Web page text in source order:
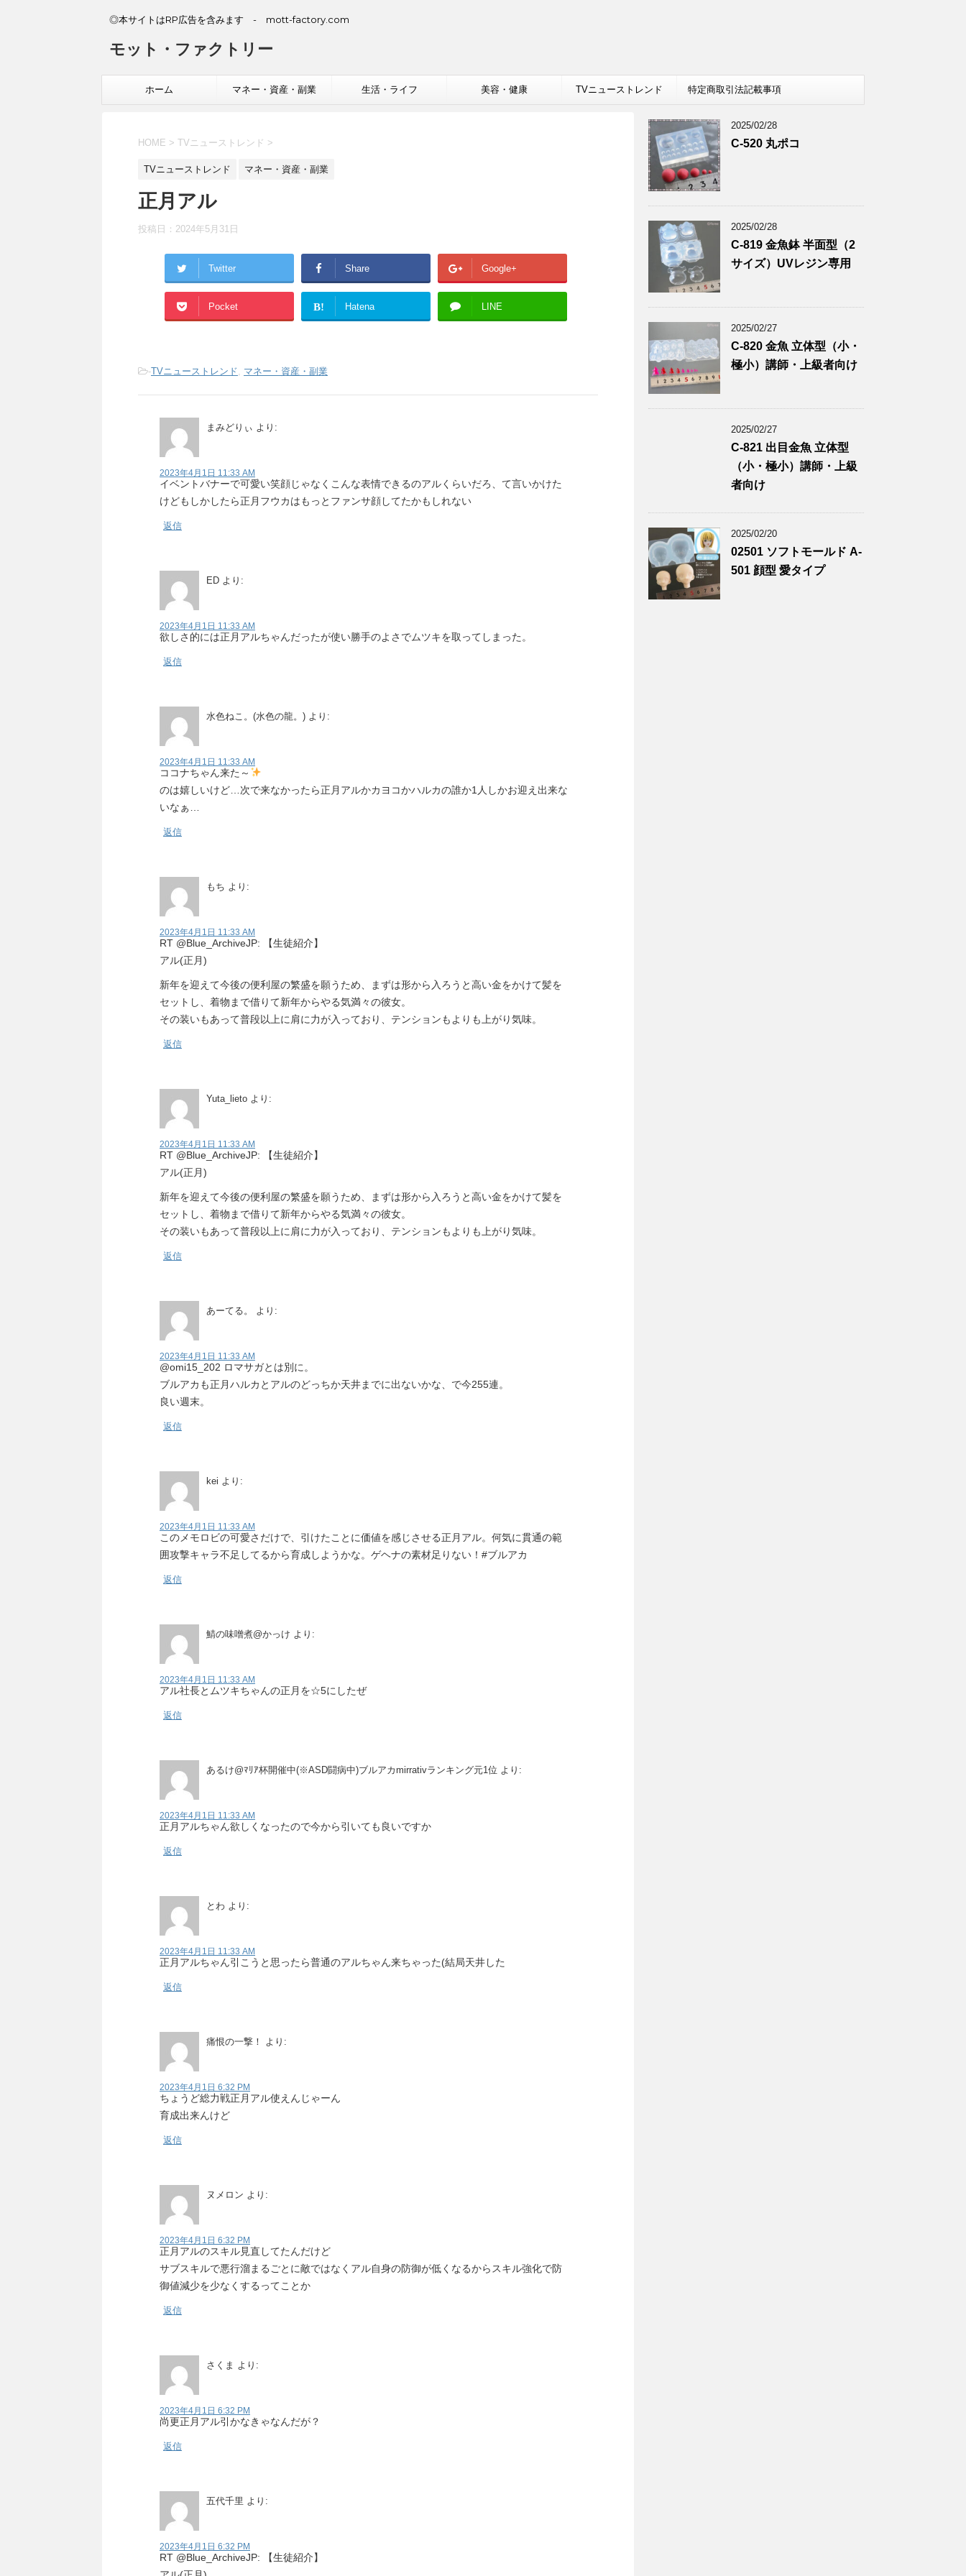
◎本サイトはRP広告を含みます - mott-factory.com
モット・ファクトリー
ホーム マネー・資産・副業 生活・ライフ 美容・健康 TVニューストレンド 特定商取引法記載事項
HOME > TVニューストレンド >
TVニューストレンド マネー・資産・副業
正月アル
投稿日： 2024年5月31日
Twitter Share Google+
Pocket B! Hatena LINE
-TVニューストレンド, マネー・資産・副業
まみどりぃ より:
2023年4月1日 11:33 AM
イベントバナーで可愛い笑顔じゃなくこんな表情できるのアルくらいだろ、て言いかけた
けどもしかしたら正月フウカはもっとファンサ顔してたかもしれない
返信
ED より:
2023年4月1日 11:33 AM
欲しさ的には正月アルちゃんだったが使い勝手のよさでムツキを取ってしまった。
返信
水色ねこ。(水色の龍。) より:
2023年4月1日 11:33 AM
ココナちゃん来た～
のは嬉しいけど…次で来なかったら正月アルかカヨコかハルカの誰か1人しかお迎え出来な
いなぁ…
返信
もち より:
2023年4月1日 11:33 AM
RT @Blue_ArchiveJP: 【生徒紹介】
アル(正月)
新年を迎えて今後の便利屋の繁盛を願うため、まずは形から入ろうと高い金をかけて髪を
セットし、着物まで借りて新年からやる気満々の彼女。
その装いもあって普段以上に肩に力が入っており、テンションもよりも上がり気味。
返信
Yuta_lieto より:
2023年4月1日 11:33 AM
RT @Blue_ArchiveJP: 【生徒紹介】
アル(正月)
新年を迎えて今後の便利屋の繁盛を願うため、まずは形から入ろうと高い金をかけて髪を
セットし、着物まで借りて新年からやる気満々の彼女。
その装いもあって普段以上に肩に力が入っており、テンションもよりも上がり気味。
返信
あーてる。 より:
2023年4月1日 11:33 AM
@omi15_202 ロマサガとは別に。
ブルアカも正月ハルカとアルのどっちか天井までに出ないかな、で今255連。
良い週末。
返信
kei より:
2023年4月1日 11:33 AM
このメモロビの可愛さだけで、引けたことに価値を感じさせる正月アル。何気に貫通の範
囲攻撃キャラ不足してるから育成しようかな。ゲヘナの素材足りない！#ブルアカ
返信
鯖の味噌煮@かっけ より:
2023年4月1日 11:33 AM
アル社長とムツキちゃんの正月を☆5にしたぜ
返信
あるけ@ﾏﾘｱ杯開催中(※ASD闘病中)ブルアカmirrativランキング元1位 より:
2023年4月1日 11:33 AM
正月アルちゃん欲しくなったので今から引いても良いですか
返信
とわ より:
2023年4月1日 11:33 AM
正月アルちゃん引こうと思ったら普通のアルちゃん来ちゃった(結局天井した
返信
痛恨の一撃！ より:
2023年4月1日 6:32 PM
ちょうど総力戦正月アル使えんじゃーん
育成出来んけど
返信
ヌメロン より:
2023年4月1日 6:32 PM
正月アルのスキル見直してたんだけど
サブスキルで悪行溜まるごとに敵ではなくアル自身の防御が低くなるからスキル強化で防
御値減少を少なくするってことか
返信
さくま より:
2023年4月1日 6:32 PM
尚更正月アル引かなきゃなんだが？
返信
五代千里 より:
2023年4月1日 6:32 PM
RT @Blue_ArchiveJP: 【生徒紹介】
2025/02/28
C-520 丸ポコ
2025/02/28
C-819 金魚鉢 半面型（2
サイズ）UVレジン専用
2025/02/27
C-820 金魚 立体型（小・
極小）講師・上級者向け
2025/02/27
C-821 出目金魚 立体型
（小・極小）講師・上級
者向け
2025/02/20
02501 ソフトモールド A-
501 顔型 愛タイプ